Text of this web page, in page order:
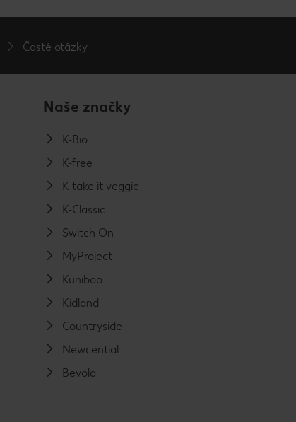
Časté otázky
Naše značky
K-Bio
K-free
K-take it veggie
K-Classic
Switch On
MyProject
Kuniboo
Kidland
Countryside
Newcential
Bevola